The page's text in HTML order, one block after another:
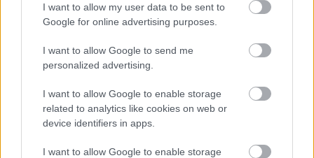
I want to allow my user data to be sent to
Google for online advertising purposes.
I want to allow Google to send me
personalized advertising.
I want to allow Google to enable storage
related to analytics like cookies on web or
device identifiers in apps.
I want to allow Google to enable storage
témagyakorlatot tanított. 1955-től kezdve rendezői
feladatokat is vállalt; első rendezése (Patkós
Györggyel közösen) Federico García Lorca drámája,
a Bernarda Alba háza volt. 1964–1969 között a
Kolozsvári Állami Magyar Színház igazgatója volt.
1977-ben saját kérésére nyugdíjba vonult, de ezt
követően is folytatta és folytatja ma is a színészi
munkát.